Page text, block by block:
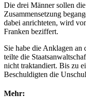
Die drei Männer sollen
Zusammensetzung
dabei anrichteten, wird
Franken beziffert.
Sie habe die Anklagen
teilte die
nicht traktandiert. Bis zu
Beschuldigten die
Mehr: